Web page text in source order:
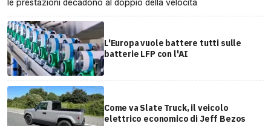
L'Europa vuole battere tutti sulle
batterie LFP con l'AI
Come va Slate Truck, il veicolo
elettrico economico di Jeff Bezos